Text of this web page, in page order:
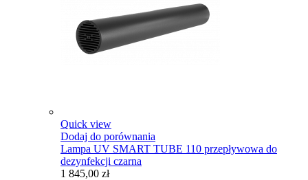
Quick view
Dodaj do porównania
Lampa UV SMART TUBE 110 przepływowa do
dezynfekcji czarna
1 845,00 zł